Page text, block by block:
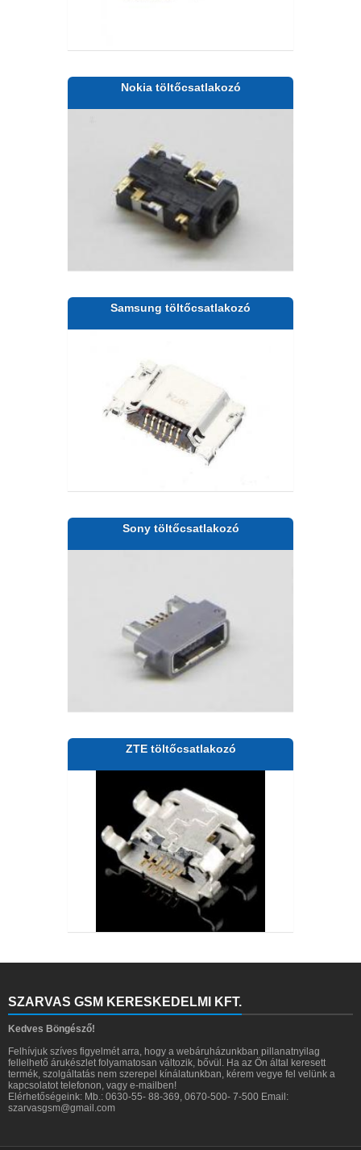
Nokia töltőcsatlakozó
Samsung töltőcsatlakozó
Sony töltőcsatlakozó
ZTE töltőcsatlakozó
SZARVAS GSM KERESKEDELMI KFT.
Kedves Böngésző!
Felhívjuk szíves figyelmét arra, hogy a webáruházunkban pillanatnyilag
fellelhető árukészlet folyamatosan változik, bővül. Ha az Ön által keresett
termék, szolgáltatás nem szerepel kínálatunkban, kérem vegye fel velünk a
kapcsolatot telefonon, vagy e-mailben!
Elérhetőségeink: Mb.: 0630-55- 88-369, 0670-500- 7-500 Email:
szarvasgsm@gmail.com